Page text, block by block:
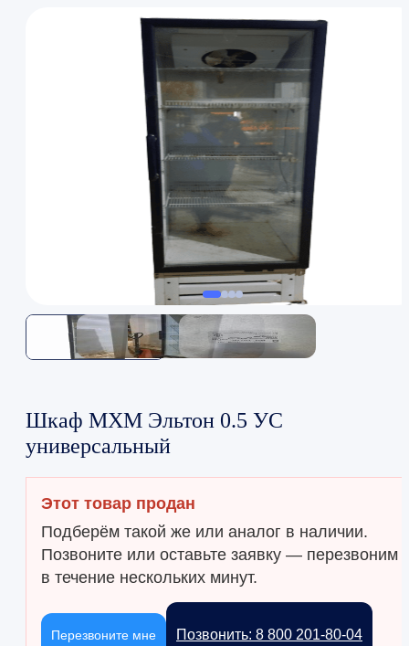
Шкаф МХМ Эльтон 0.5 УС
универсальный
Этот товар продан
Подберём такой же или аналог в наличии.
Позвоните или оставьте заявку — перезвоним
в течение нескольких минут.
Позвонить: 8 800 201-80-04
Перезвоните мне